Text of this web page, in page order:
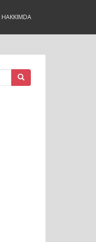
HAKKIMDA